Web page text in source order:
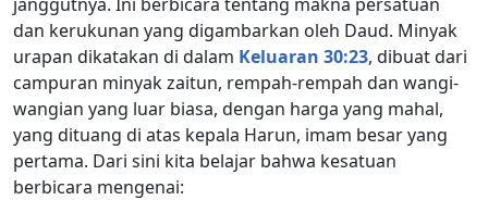
dan kerukunan yang digambarkan oleh Daud. Minyak
urapan dikatakan di dalam Keluaran 30:23, dibuat dari
campuran minyak zaitun, rempah-rempah dan wangi-
wangian yang luar biasa, dengan harga yang mahal,
yang dituang di atas kepala Harun, imam besar yang
pertama. Dari sini kita belajar bahwa kesatuan
berbicara mengenai: